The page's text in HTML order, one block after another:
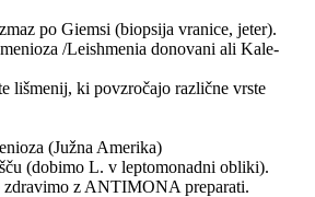
po Giemsi (biopsija vranice, jeter).
/Leishmenia donovani ali Kale-
lišmenij, ki povzročajo različne vrste
(Južna Amerika)
(dobimo L. v leptomonadni obliki).
z ANTIMONA preparati.